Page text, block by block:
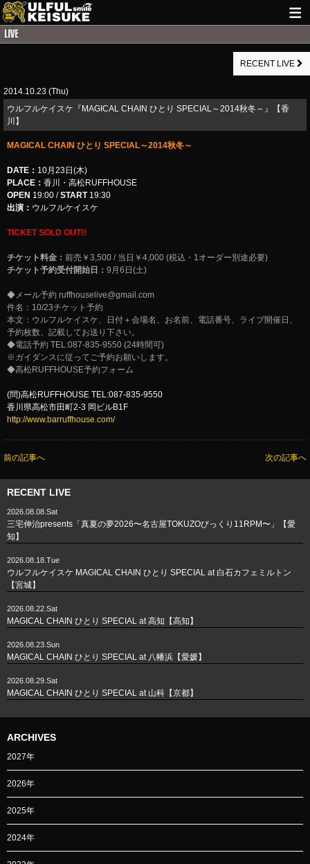
ITEM
RECENT LIVE
2014.10.23 (Thu)
ウルフルケイスケ『MAGICAL CHAIN ひとり SPECIAL～2014秋冬～』【香
川】
MAGICAL CHAIN ひとり SPECIAL～2014秋冬～
DATE： 10月23日(木)
PLACE： 香川・高松RUFFHOUSE
OPEN 19:00 /START19:30
出演： ウルフルケイスケ
TICKET SOLD OUT!!
チケット料金： 前売￥3,500 / 当日￥4,000 (税込・1オーダー別途必要)
チケット予約受付開始日： 9月6日(土)
◆メール予約 ruffhouselive@gmail.com
件名：10/23チケット予約
本文：ウルフルケイスケ、日付＋会場名、お名前、電話番号、ライブ開催日、
予約枚数、記載してお送り下さい。
◆電話予約 TEL:087-835-9550 (24時間可)
※ガイダンスに従ってご予約お願いします。
◆高松RUFFHOUSE予約フォーム
(問)高松RUFFHOUSE TEL:087-835-9550
香川県高松市田町2-3 岡ビルB1F
http://www.barruffhouse.com/
前の記事へ 次の記事へ
RECENT LIVE
2026.08.08.Sat
三宅伸治presents「真夏の夢2026〜名古屋TOKUZOびっくり11RPM〜」【愛
知】
2026.08.18.Tue
ウルフルケイスケ MAGICAL CHAIN ひとり SPECIAL at 白石カフェミルトン
【宮城】
2026.08.22.Sat
MAGICAL CHAIN ひとり SPECIAL at 高知【高知】
2026.08.23.Sun
MAGICAL CHAIN ひとり SPECIAL at 八幡浜【愛媛】
2026.08.29.Sat
MAGICAL CHAIN ひとり SPECIAL at 山科【京都】
ARCHIVES
2027年
2026年
2025年
2024年